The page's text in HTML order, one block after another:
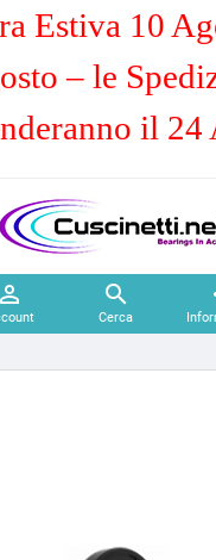
Estiva 10
– le
il 24
 
Cerca